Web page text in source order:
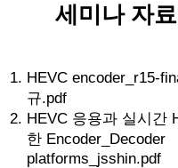
세미나 자
HEVC encoder_r15-
규.pdf
HEVC 응용과 실시간
한 Encoder_Decoder
platforms_jsshin.pdf